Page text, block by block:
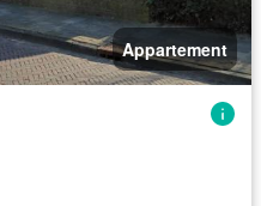
Appartement